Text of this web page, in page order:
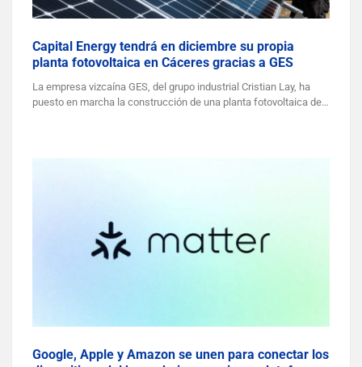
Capital Energy tendrá en diciembre su propia
planta fotovoltaica en Cáceres gracias a GES
La empresa vizcaína GES, del grupo industrial Cristian Lay, ha
puesto en marcha la construcción de una planta fotovoltaica de…
Google, Apple y Amazon se unen para conectar los